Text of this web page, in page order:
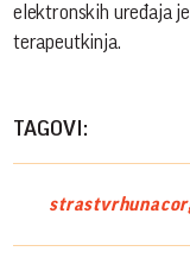
elektronskih uređaja
terapeutkinja.
TAGOVI:
strastvrhunac